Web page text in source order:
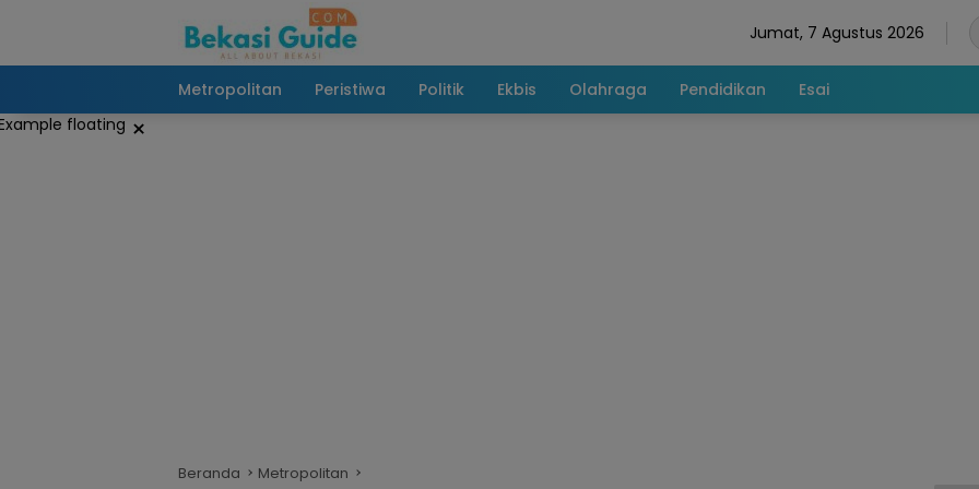
Jumat, 7 Agustus 2026
Metropolitan Peristiwa Politik Ekbis Olahraga Pendidikan Esai
×
Beranda Metropolitan